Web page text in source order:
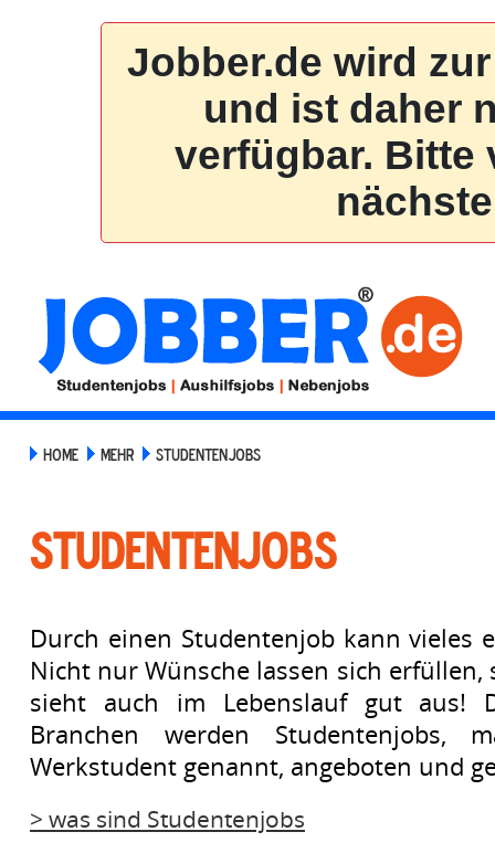
HOME MEHR STUDENTENJOBS
Studentenjobs
Durch einen Studentenjob kann vieles
Nicht nur Wünsche lassen sich erfüllen,
sieht auch im Lebenslauf gut aus!
Branchen werden Studentenjobs,
Werkstudent genannt, angeboten und
> was sind Studentenjobs